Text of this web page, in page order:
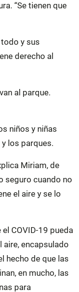
“Se tienen que
y sus
derecho al
al parque.
niños y niñas
los parques.
Miriam, de
seguro cuando no
el aire y se lo
COVID-19 pueda
encapsulado
hecho de que las
en mucho, las
para